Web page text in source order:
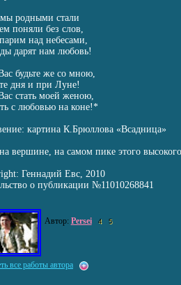
родными стали
поняли без слов,
над небесами,
дарят нам любовь!
будьте же со мною,
дня и при Луне!
стать моей женою,
с любовью на коне!*
картина К.Брюллова «Всадница»
вершине, на самом пике этого
Геннадий Евс, 2010
о публикации №11010268841
Автор: Persei 4 5
все работы автора